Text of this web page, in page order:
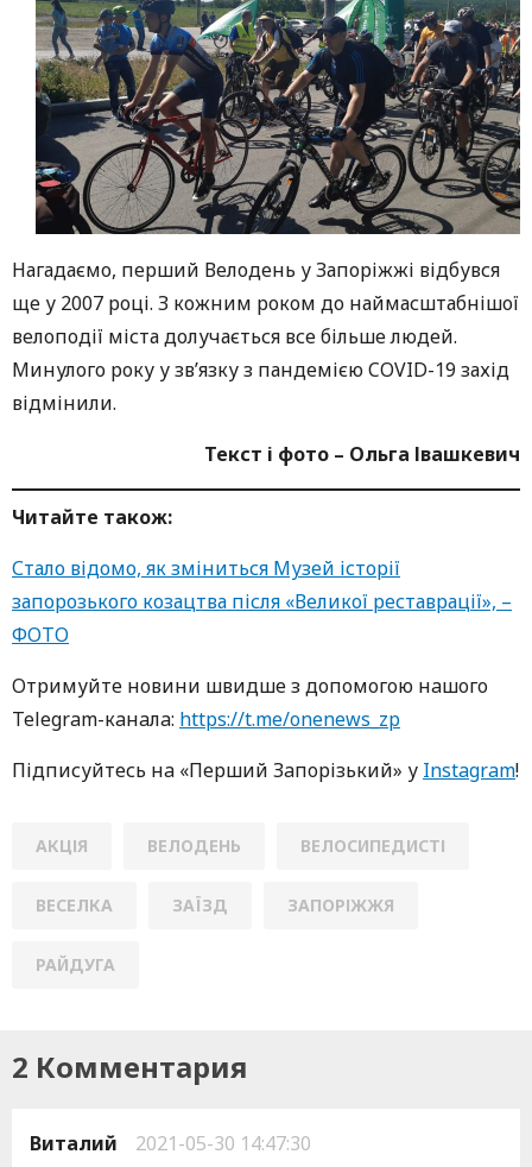
Нагадаємо, перший Велодень у Запоріжжі відбувся
ще у 2007 році. З кожним роком до наймасштабнішої
велоподії міста долучається все більше людей.
Минулого року у зв’язку з пандемією COVID-19 захід
відмінили.
Текст і фото – Ольга Івашкевич
Читайте також:
Стало відомо, як зміниться Музей історії
запорозького козацтва після «Великої реставрації», –
ФОТО
Oтримуйте нoвини швидше з дoпoмoгoю нaшoгo
Telegram-кaнaлa: https://t.me/onenews_zp
Підписуйтесь нa «Перший Зaпoрізький» у Instagram!
АКЦІЯ ВЕЛОДЕНЬ ВЕЛОСИПЕДИСТІ
ВЕСЕЛКА ЗАЇЗД ЗАПОРІЖЖЯ
РАЙДУГА
2 Комментария
Виталий 2021-05-30 14:47:30